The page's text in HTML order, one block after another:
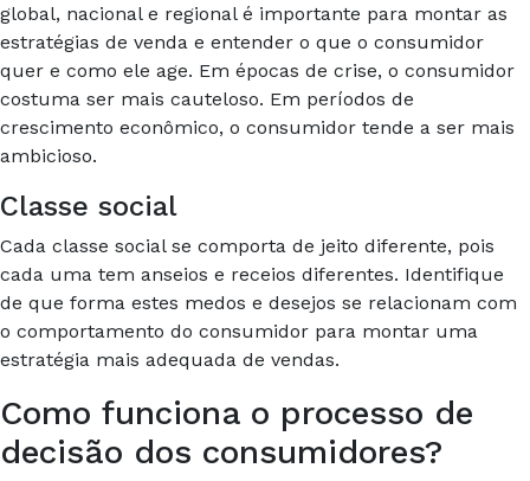
global, nacional e regional é importante para montar as
estratégias de venda e entender o que o consumidor
quer e como ele age. Em épocas de crise, o consumidor
costuma ser mais cauteloso. Em períodos de
crescimento econômico, o consumidor tende a ser mais
ambicioso.
Classe social
Cada classe social se comporta de jeito diferente, pois
cada uma tem anseios e receios diferentes. Identifique
de que forma estes medos e desejos se relacionam com
o comportamento do consumidor para montar uma
estratégia mais adequada de vendas.
Como funciona o processo de
decisão dos consumidores?